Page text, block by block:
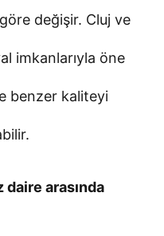
değişir. Cluj ve
imkanlarıyla öne
benzer kaliteyi
daire arasında